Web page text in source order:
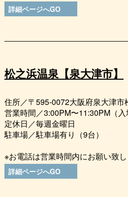
詳細ページへGO
松之浜温泉【泉大津市】
住所／〒595-0072大阪府泉大津市
営業時間／3:00PM〜11:30PM（入
定休日／毎週金曜日
駐車場／駐車場有り（9台）
※お電話は営業時間内にお願い致し
詳細ページへGO